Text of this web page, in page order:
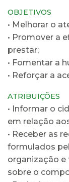
OBJETIVOS
• Melhorar o
• Promover a
prestar;
• Fomentar a
• Reforçar a
ATRIBUIÇÕES
• Informar o
em relação
• Receber as
formulados
organização
sobre o